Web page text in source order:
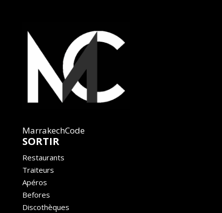
MarrakechCode
SORTIR
Restaurants
Traiteurs
Apéros
Befores
Discothèques